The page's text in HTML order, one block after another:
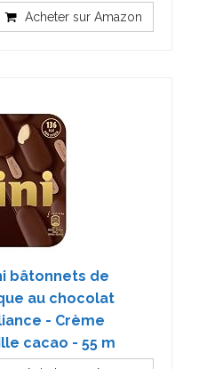
Acheter sur Amazon
bâtonnets de
au chocolat
- Crème
cacao - 55 m